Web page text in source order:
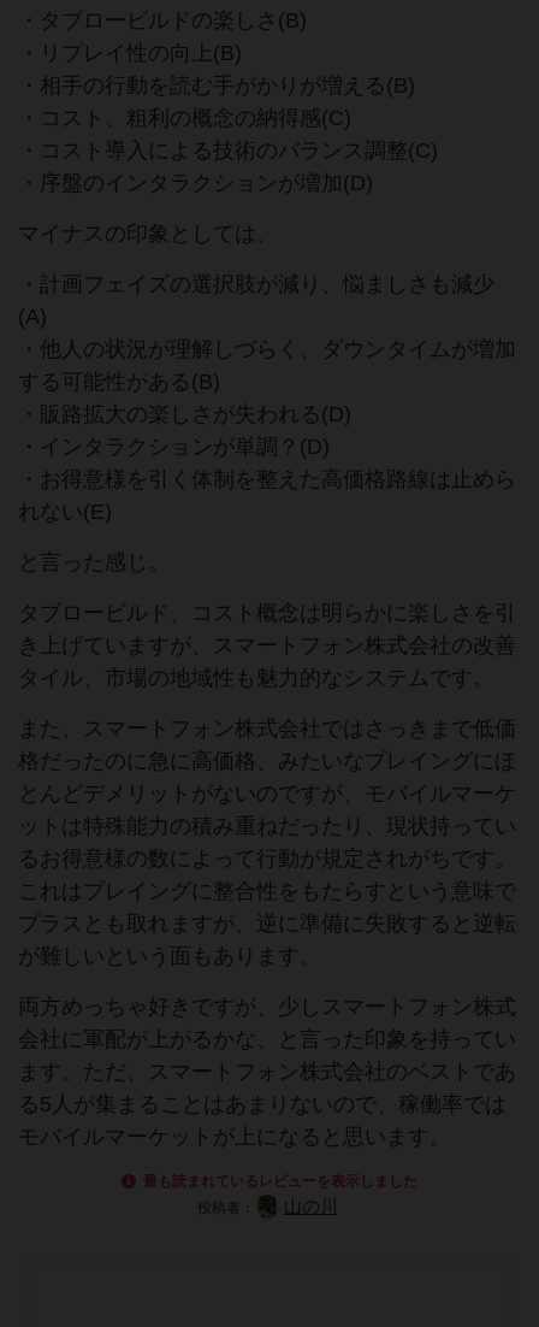
・タブロービルドの楽しさ(B)
・リプレイ性の向上(B)
・相手の行動を読む手がかりが増える(B)
・コスト、粗利の概念の納得感(C)
・コスト導入による技術のバランス調整(C)
・序盤のインタラクションが増加(D)
マイナスの印象としては、
・計画フェイズの選択肢が減り、悩ましさも減少
(A)
・他人の状況が理解しづらく、ダウンタイムが増加
する可能性がある(B)
・販路拡大の楽しさが失われる(D)
・インタラクションが単調？(D)
・お得意様を引く体制を整えた高価格路線は止めら
れない(E)
と言った感じ。
タブロービルド、コスト概念は明らかに楽しさを引
き上げていますが、スマートフォン株式会社の改善
タイル、市場の地域性も魅力的なシステムです。
また、スマートフォン株式会社ではさっきまで低価
格だったのに急に高価格、みたいなプレイングにほ
とんどデメリットがないのですが、モバイルマーケ
ットは特殊能力の積み重ねだったり、現状持ってい
るお得意様の数によって行動が規定されがちです。
これはプレイングに整合性をもたらすという意味で
プラスとも取れますが、逆に準備に失敗すると逆転
が難しいという面もあります。
両方めっちゃ好きですが、少しスマートフォン株式
会社に軍配が上がるかな、と言った印象を持ってい
ます。ただ、スマートフォン株式会社のベストであ
る5人が集まることはあまりないので、稼働率では
モバイルマーケットが上になると思います。
最も読まれているレビューを表示しました
投稿者：
山の川